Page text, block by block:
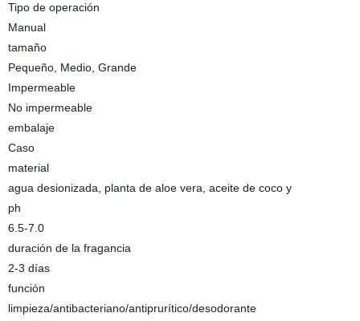
Tipo de operación
Manual
tamaño
Pequeño, Medio, Grande
Impermeable
No impermeable
embalaje
Caso
material
agua desionizada, planta de aloe vera, aceite de coco y
ph
6.5-7.0
duración de la fragancia
2-3 días
función
limpieza/antibacteriano/antiprurítico/desodorante